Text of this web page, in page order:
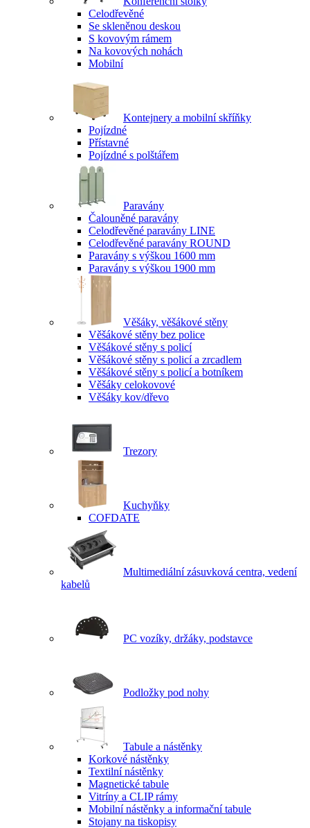
Celodřevěné
Se skleněnou deskou
S kovovým rámem
Na kovových nohách
Mobilní
Kontejnery a mobilní skříňky
Pojízdné
Přístavné
Pojízdné s polštářem
Paravány
Čalouněné paravány
Celodřevěné paravány LINE
Celodřevěné paravány ROUND
Paravány s výškou 1600 mm
Paravány s výškou 1900 mm
Věšáky, věšákové stěny
Věšákové stěny bez police
Věšákové stěny s policí
Věšákové stěny s policí a zrcadlem
Věšákové stěny s policí a botníkem
Věšáky celokovové
Věšáky kov/dřevo
Trezory
Kuchyňky
COFDATE
Multimediální zásuvková centra, vedení
kabelů
PC vozíky, držáky, podstavce
Podložky pod nohy
Tabule a nástěnky
Korkové nástěnky
Textilní nástěnky
Magnetické tabule
Vitríny a CLIP rámy
Mobilní nástěnky a informační tabule
Stojany na tiskopisy